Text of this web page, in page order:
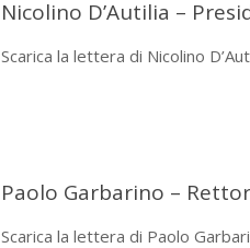
Nicolino D’Autilia –
Scarica la lettera di Nicolino
Paolo Garbarino –
Scarica la lettera di Paolo